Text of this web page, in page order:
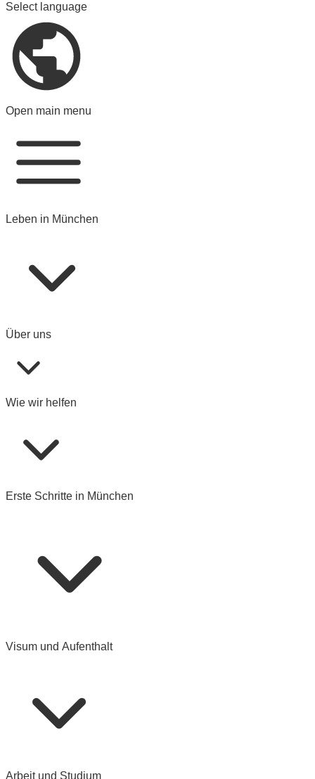
Select language
Open main menu
Leben in München
Über uns
Wie wir helfen
Erste Schritte in München
Visum und Aufenthalt
Arbeit und Studium